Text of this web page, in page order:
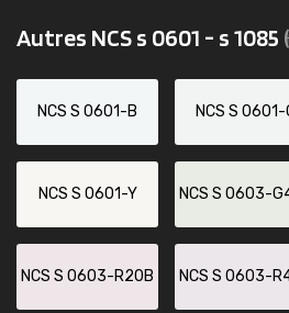
Autres NCS s 0601 - s 1085
NCS S 0601-B NCS S 0601-
NCS S 0601-Y NCS S 0603-
NCS S 0603-R20B NCS S 0603-